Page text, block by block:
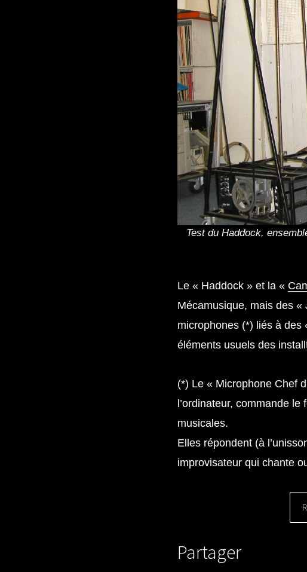
Test du Haddock,
Le « Haddock » et la «
Mécamusique, mais des
microphones (*) liés à des
éléments usuels des
(*) Le « Microphone Chef
l’ordinateur, commande
musicales.
Elles répondent (à
improvisateur qui chante
Partager